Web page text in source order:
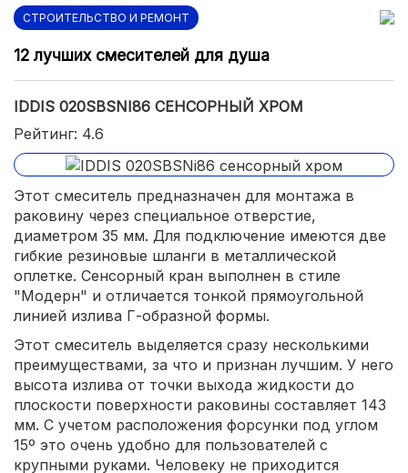
СТРОИТЕЛЬСТВО И РЕМОНТ
12 лучших смесителей для душа
IDDIS 020SBSNI86 СЕНСОРНЫЙ ХРОМ
Рейтинг: 4.6
Этот смеситель предназначен для монтажа в
раковину через специальное отверстие,
диаметром 35 мм. Для подключение имеются две
гибкие резиновые шланги в металлической
оплетке. Сенсорный кран выполнен в стиле
"Модерн" и отличается тонкой прямоугольной
линией излива Г-образной формы.
Этот смеситель выделяется сразу несколькими
преимуществами, за что и признан лучшим. У него
высота излива от точки выхода жидкости до
плоскости поверхности раковины составляет 143
мм. С учетом расположения форсунки под углом
15º это очень удобно для пользователей с
крупными руками. Человеку не приходится